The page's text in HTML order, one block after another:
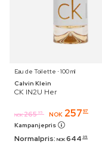
Eau de Toilette ⋅ 100 ml
Calvin Klein
CK IN2U Her
NOK 265 95 NOK 257 97
Kampanjepris
Normalpris: NOK 644 95